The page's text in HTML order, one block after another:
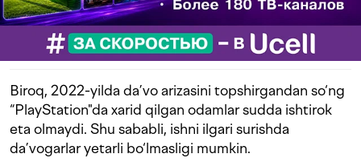
Biroq, 2022-yilda da’vo arizasini topshirgandan so‘ng
“PlayStation"da xarid qilgan odamlar sudda ishtirok
eta olmaydi. Shu sababli, ishni ilgari surishda
da’vogarlar yetarli bo‘lmasligi mumkin.